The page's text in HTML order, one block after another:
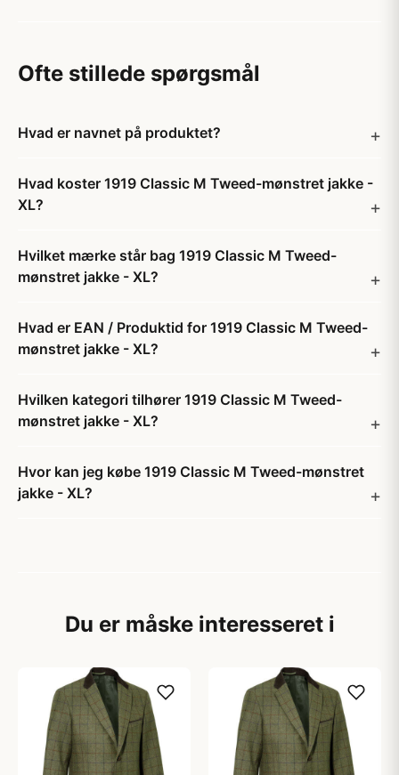
Ofte stillede spørgsmål
Hvad er navnet på produktet?
Hvad koster 1919 Classic M Tweed-mønstret jakke -
XL?
Hvilket mærke står bag 1919 Classic M Tweed-
mønstret jakke - XL?
Hvad er EAN / Produktid for 1919 Classic M Tweed-
mønstret jakke - XL?
Hvilken kategori tilhører 1919 Classic M Tweed-
mønstret jakke - XL?
Hvor kan jeg købe 1919 Classic M Tweed-mønstret
jakke - XL?
Du er måske interesseret i